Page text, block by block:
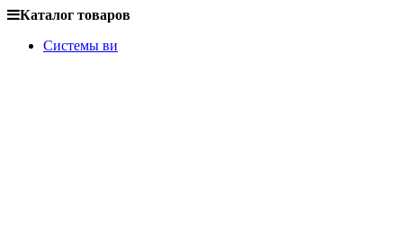
Каталог товаров
Системы ви